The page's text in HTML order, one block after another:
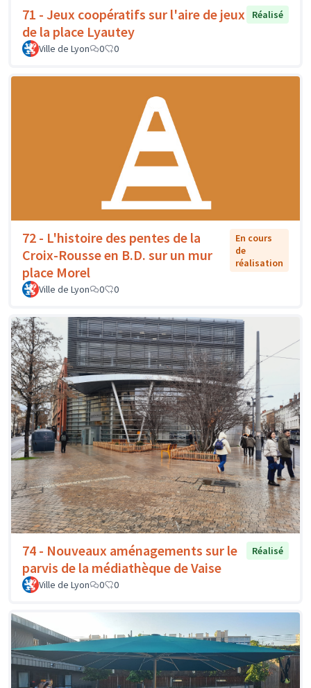
71 - Jeux coopératifs sur l'aire de jeux
de la place Lyautey
Réalisé
Ville de Lyon 0 0
72 - L'histoire des pentes de la
Croix-Rousse en B.D. sur un mur
place Morel
En cours
de
réalisation
Ville de Lyon 0 0
74 - Nouveaux aménagements sur le
parvis de la médiathèque de Vaise
Réalisé
Ville de Lyon 0 0